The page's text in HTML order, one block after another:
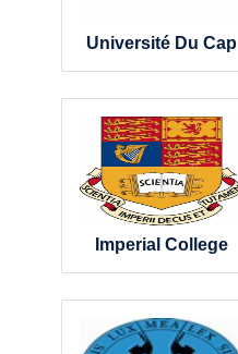
Université Du Cap
Imperial College